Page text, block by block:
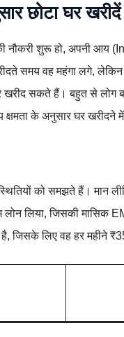
छोटा घर खरीदें
नौकरी शुरू हो, अपनी आय
समय वह महंगा लगे,
सकते हैं। बहुत से लोग
क्षमता के अनुसार घर खरीदने
को समझते हैं। मान
लोन लिया, जिसकी
है, जिसके लिए वह हर महीने